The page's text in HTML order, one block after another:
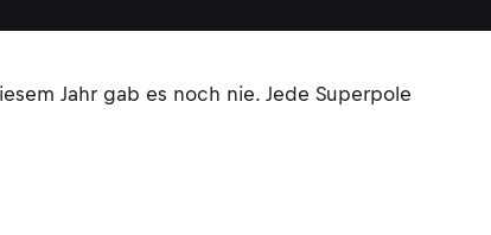
Jahr gab es noch nie. Jede Superpole